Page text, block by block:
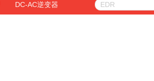
DC-AC逆变器